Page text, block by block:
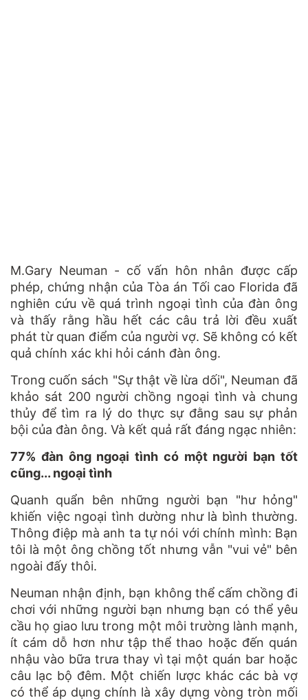
M.Gary Neuman - cố vấn hôn nhân được cấp
phép, chứng nhận của Tòa án Tối cao Florida đã
nghiên cứu về quá trình ngoại tình của đàn ông
và thấy rằng hầu hết các câu trả lời đều xuất
phát từ quan điểm của người vợ. Sẽ không có kết
quả chính xác khi hỏi cánh đàn ông.
Trong cuốn sách "Sự thật về lừa dối", Neuman đã
khảo sát 200 người chồng ngoại tình và chung
thủy để tìm ra lý do thực sự đằng sau sự phản
bội của đàn ông. Và kết quả rất đáng ngạc nhiên:
77% đàn ông ngoại tình có một người bạn tốt
cũng... ngoại tình
Quanh quẩn bên những người bạn "hư hỏng"
khiến việc ngoại tình dường như là bình thường.
Thông điệp mà anh ta tự nói với chính mình: Bạn
tôi là một ông chồng tốt nhưng vẫn "vui vẻ" bên
ngoài đấy thôi.
Neuman nhận định, bạn không thể cấm chồng đi
chơi với những người bạn nhưng bạn có thể yêu
cầu họ giao lưu trong một môi trường lành mạnh,
ít cám dỗ hơn như tập thể thao hoặc đến quán
nhậu vào bữa trưa thay vì tại một quán bar hoặc
câu lạc bộ đêm. Một chiến lược khác các bà vợ
có thể áp dụng chính là xây dựng vòng tròn mối